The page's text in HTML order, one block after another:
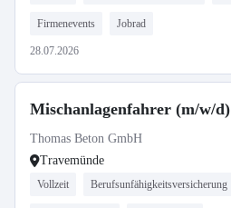
Firmenevents Jobrad
28.07.2026
Mischanlagenfahrer (m/w/d)
Thomas Beton GmbH
Travemünde
Vollzeit Berufsunfähigkeitsversicherung